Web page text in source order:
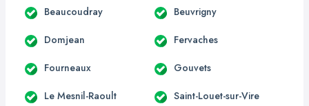
Beaucoudray Beuvrigny
Domjean Fervaches
Fourneaux Gouvets
Le Mesnil-Raoult Saint-Louet-sur-Vire